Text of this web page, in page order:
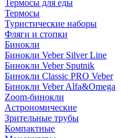
Термосы для еды
Термосы
Туристические наборы
Фляги и стопки
Бинокли
Бинокли Veber Silver Line
Бинокли Veber Sputnik
Бинокли Classic PRO Veber
Бинокли Veber Alfa&Omega
Zoom-бинокли
Астрономические
Зрительные трубы
Компактные